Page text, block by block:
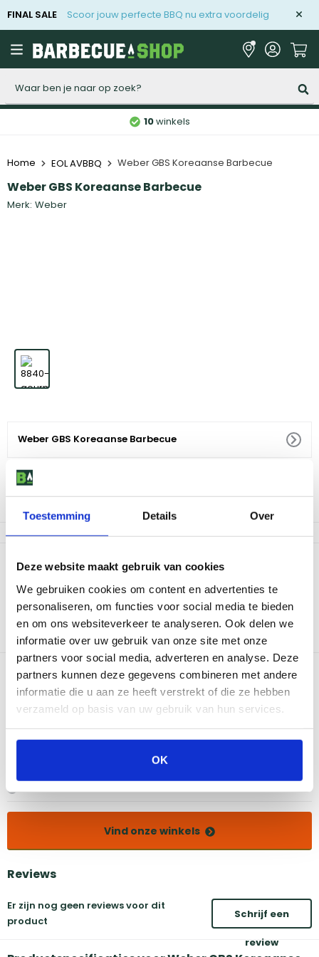
Toestemming Details Over
Deze website maakt gebruik van cookies
We gebruiken cookies om content en advertenties te
personaliseren, om functies voor social media te bieden
en om ons websiteverkeer te analyseren. Ook delen we
informatie over uw gebruik van onze site met onze
partners voor social media, adverteren en analyse. Deze
partners kunnen deze gegevens combineren met andere
informatie die u aan ze heeft verstrekt of die ze hebben
verzameld op basis van uw gebruik van hun services.
OK
FINAL SALE Scoor jouw perfecte BBQ nu extra voordelig
10winkels
Home EOL AVBBQ Weber GBS Koreaanse Barbecue
Weber GBS Koreaanse Barbecue
Merk: Weber
Weber GBS Koreaanse Barbecue
59,-
Productomschrijving
Perfect geschikt voor de voorbereiding van gemarineerde
gerechten. Met de praktische aromatische ring gaat er geen
druppel sap of marinade verloren. Van porselein geëmailleerd
gietijzer. Te gebruiken in combinatie met het Gourmet BBQ
System van Weber.
Bekijk dit product in onze winkels
Breda
Groningen
Vind onze winkels
Reviews
Er zijn nog geen reviews voor dit
product
Schrijf een
review